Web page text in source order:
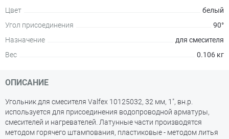
Цвет
белый
Угол присоединения
90°
Назначение
для смесителя
Вес
0.106 кг
ОПИСАНИЕ
Угольник для смесителя Valfex 10125032, 32 мм, 1", вн.р.
используется для присоединения водопроводной арматуры,
смесителей и нагревателей. Латунные части производятся
методом горячего штампования, пластиковые - методом литья